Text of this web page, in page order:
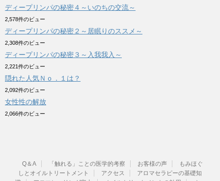
ディープリンパの秘密４～いのちの交流～
2,578件のビュー
ディープリンパの秘密２～居眠りのススメ～
2,308件のビュー
ディープリンパの秘密３～入我我入～
2,221件のビュー
隠れた人気Ｎｏ．１は？
2,092件のビュー
女性性の解放
2,066件のビュー
Q＆A 「触れる」ことの医学的考察 お客様の声
もみほぐ
しとオイルトリートメント
アクセス
アロマセラピーの基礎知